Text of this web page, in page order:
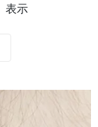
表示